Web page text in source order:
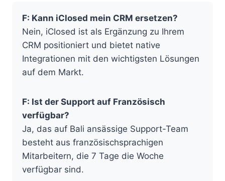
F: Kann iClosed mein CRM ersetzen?
Nein, iClosed ist als Ergänzung zu Ihrem
CRM positioniert und bietet native
Integrationen mit den wichtigsten Lösungen
auf dem Markt.
F: Ist der Support auf Französisch
verfügbar?
Ja, das auf Bali ansässige Support-Team
besteht aus französischsprachigen
Mitarbeitern, die 7 Tage die Woche
verfügbar sind.